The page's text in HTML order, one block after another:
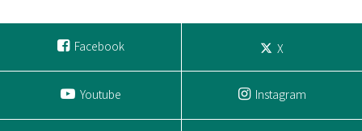
Facebook X
Youtube Instagram